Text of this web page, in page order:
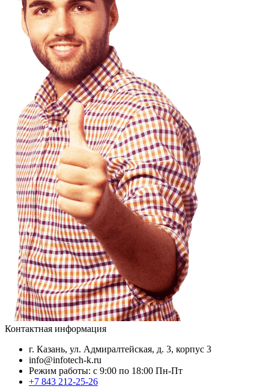
Контактная информация
г. Казань, ул. Адмиралтейская, д. 3, корпус 3
info@infotech-k.ru
Режим работы: с 9:00 по 18:00 Пн-Пт
+7 843 212-25-26